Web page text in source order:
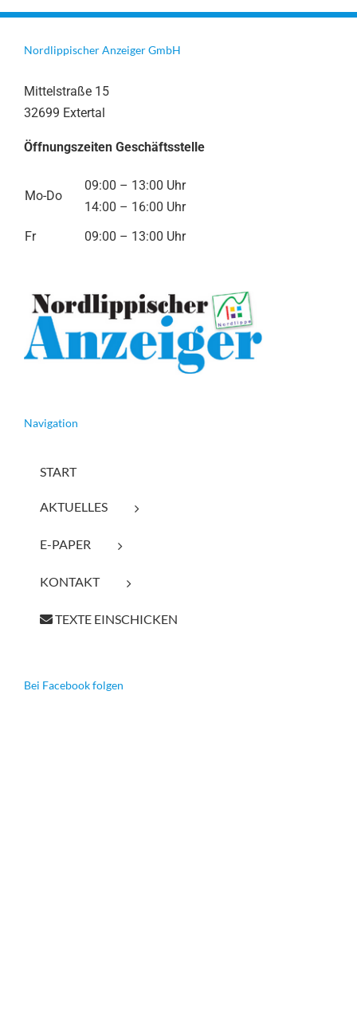
Nordlippischer Anzeiger GmbH
Mittelstraße 15
32699 Extertal
Öffnungszeiten Geschäftsstelle
Mo-Do
09:00 – 13:00 Uhr
14:00 – 16:00 Uhr
Fr
09:00 – 13:00 Uhr
Navigation
START
AKTUELLES
E-PAPER
KONTAKT
TEXTE EINSCHICKEN
Bei Facebook folgen